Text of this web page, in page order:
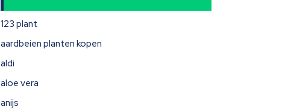
123 plant
aardbeien planten kopen
aldi
aloe vera
anijs